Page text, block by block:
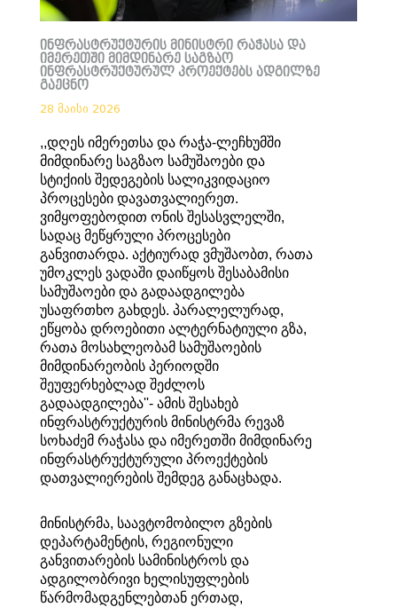
ინფრასტრუქტურის მინისტრი რაჭასა და
იმერეთში მიმდინარე საგზაო
ინფრასტრუქტურულ პროექტებს ადგილზე
გაეცნო
28 მაისი 2026
,,დღეს იმერეთსა და რაჭა-ლეჩხუმში
მიმდინარე საგზაო სამუშაოები და
სტიქიის შედეგების სალიკვიდაციო
პროცესები დავათვალიერეთ.
ვიმყოფებოდით ონის შესასვლელში,
სადაც მეწყრული პროცესები
განვითარდა. აქტიურად ვმუშაობთ, რათა
უმოკლეს ვადაში დაიწყოს შესაბამისი
სამუშაოები და გადაადგილება
უსაფრთხო გახდეს. პარალელურად,
ეწყობა დროებითი ალტერნატიული გზა,
რათა მოსახლეობამ სამუშაოების
მიმდინარეობის პერიოდში
შეუფერხებლად შეძლოს
გადაადგილება''- ამის შესახებ
ინფრასტრუქტურის მინისტრმა რევაზ
სოხაძემ რაჭასა და იმერეთში მიმდინარე
ინფრასტრუქტურული პროექტების
დათვალიერების შემდეგ განაცხადა.
მინისტრმა, საავტომობილო გზების
დეპარტამენტის, რეგიონული
განვითარების სამინისტროს და
ადგილობრივი ხელისუფლების
წარმომადგენლებთან ერთად,